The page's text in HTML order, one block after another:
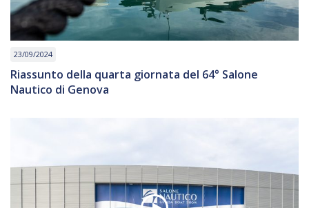
23/09/2024
Riassunto della quarta giornata del 64° Salone
Nautico di Genova